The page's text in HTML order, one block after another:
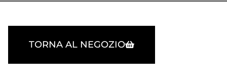
TORNA AL NEGOZIO